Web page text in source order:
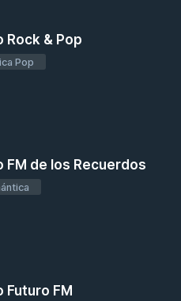
Rock & Pop
Pop
FM de los Recuerdos
Futuro FM